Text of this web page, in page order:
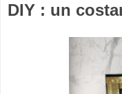
DIY : un